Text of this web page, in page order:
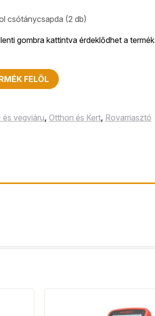
csótánycsapda (2 db)
gombra kattintva érdeklődhet a termék
FELÖL
vegyiáru, Otthon és Kert, Rovarriasztó